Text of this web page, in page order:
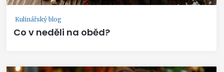
Kulinářský blog
Co v neděli na oběd?